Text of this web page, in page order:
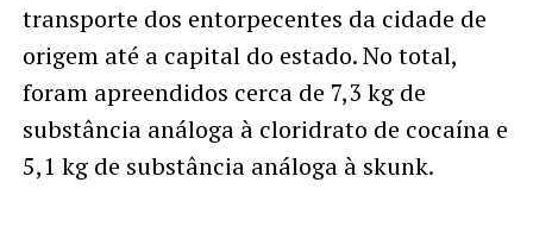
transporte dos entorpecentes da cidade de
origem até a capital do estado. No total,
foram apreendidos cerca de 7,3 kg de
substância análoga à cloridrato de cocaína e
5,1 kg de substância análoga à skunk.